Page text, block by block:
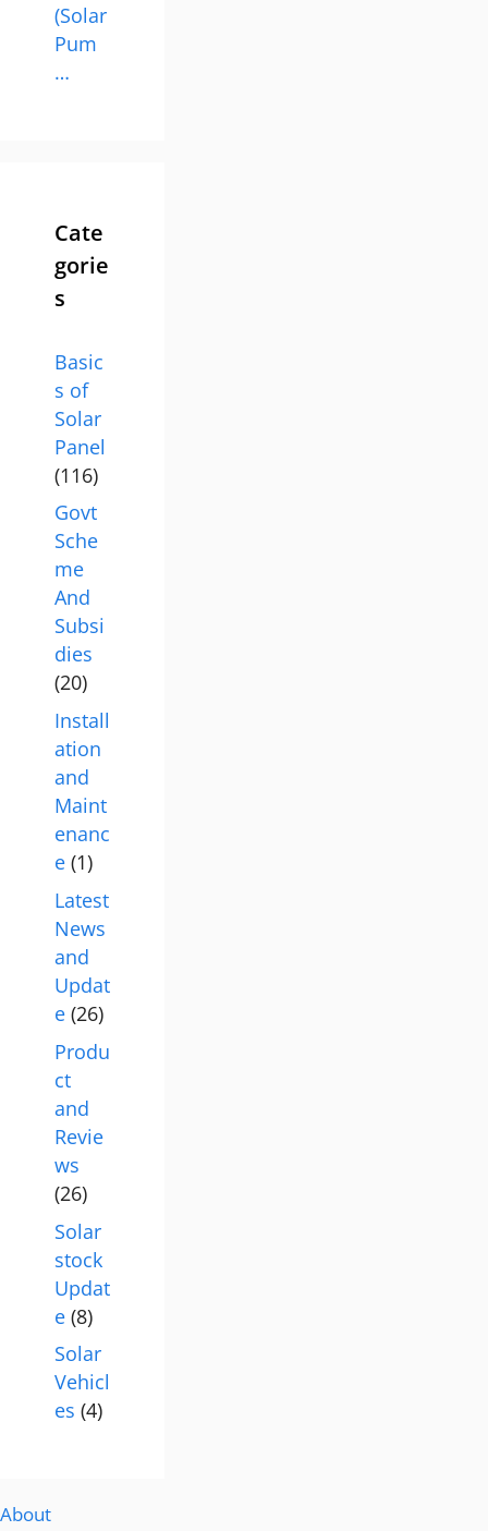
(Solar
Pum
…
Cate
gorie
s
Basic
s of
Solar
Panel
(116)
Govt
Sche
me
And
Subsi
dies
(20)
Install
ation
and
Maint
enanc
e (1)
Latest
News
and
Updat
e (26)
Produ
ct
and
Revie
ws
(26)
Solar
stock
Updat
e (8)
Solar
Vehicl
es (4)
About